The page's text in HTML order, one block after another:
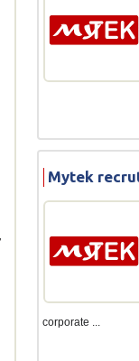
Mytek
corporate ...